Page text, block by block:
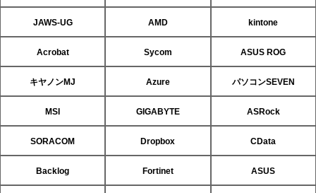
JAWS-UG AMD kintone
Acrobat Sycom ASUS ROG
キヤノンMJ Azure パソコンSEVEN
MSI GIGABYTE ASRock
SORACOM Dropbox CData
Backlog Fortinet ASUS